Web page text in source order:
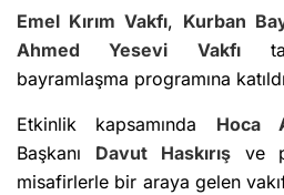
Emel Kırım Vakfı, Kurban
Ahmed Yesevi Vakfı
bayramlaşma programına
Etkinlik kapsamında Hoca
Başkanı Davut Haskırışve
misafirlerle bir araya gelen